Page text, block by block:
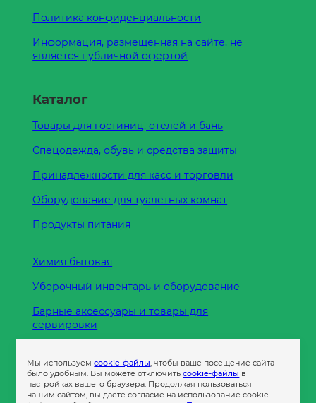
Политика конфиденциальности
Информация, размещенная на сайте, не
является публичной офертой
Каталог
Товары для гостиниц, отелей и бань
Спецодежда, обувь и средства защиты
Принадлежности для касс и торговли
Оборудование для туалетных комнат
Продукты питания
Химия бытовая
Уборочный инвентарь и оборудование
Барные аксессуары и товары для
сервировки
Пленка
Мы используемcookie-файлы, чтобы ваше посещение сайта
было удобным. Вы можете отключитьcookie-файлы в
настройках вашего браузера. Продолжая пользоваться
нашим сайтом, вы даете согласие на использование cookie-